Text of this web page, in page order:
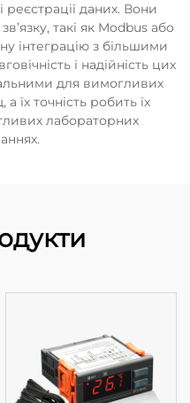
реєстрації даних. Вони
такі як Modbus або
інтеграцію з більшими
і надійність цих
для вимогливих
точність робить їх
лабораторних